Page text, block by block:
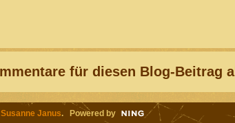
für diesen Blog-Beitrag
Janus. Powered by